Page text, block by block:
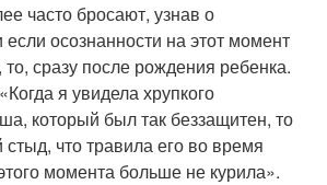
часто бросают, узнав о
осознанности на этот момент
сразу после рождения ребенка.
я увидела хрупкого
который был так беззащитен, то
стыд, что травила его во время
момента больше не курила».